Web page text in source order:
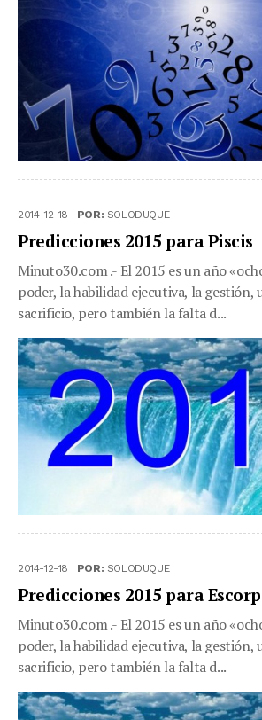
2014-12-18 | POR: SOLODUQUE
Predicciones 2015 para Piscis
Minuto30.com .- El 2015 es un año
poder, la habilidad ejecutiva, la gestión,
sacrificio, pero también la falta d...
2014-12-18 | POR: SOLODUQUE
Predicciones 2015 para
Minuto30.com .- El 2015 es un año
poder, la habilidad ejecutiva, la gestión,
sacrificio, pero también la falta d...